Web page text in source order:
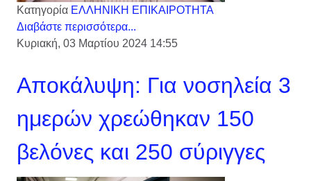
Κατηγορία ΕΛΛΗΝΙΚΗ ΕΠΙΚΑΙΡΟΤΗΤΑ
Διαβάστε περισσότερα...
Κυριακή, 03 Μαρτίου 2024 14:55
Αποκάλυψη: Για νοσηλεία 3
ημερών χρεώθηκαν 150
βελόνες και 250 σύριγγες